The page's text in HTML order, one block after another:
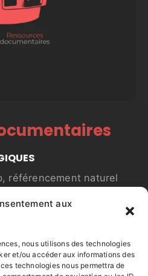
aux
nous utilisons des technologies
et/ou accéder aux informations des
technologies nous permettra de
référencement naturel
plateformes web